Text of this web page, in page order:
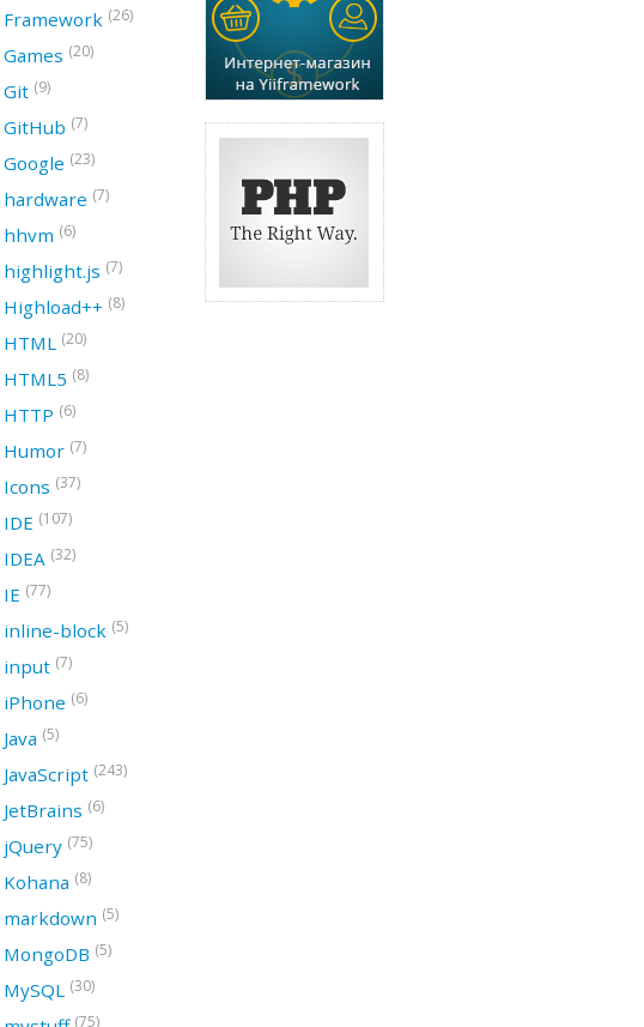
Framework (26)
Games (20)
Git (9)
GitHub (7)
Google (23)
hardware (7)
hhvm (6)
highlight.js (7)
Highload++ (8)
HTML (20)
HTML5 (8)
HTTP (6)
Humor (7)
Icons (37)
IDE (107)
IDEA (32)
IE (77)
inline-block (5)
input (7)
iPhone (6)
Java (5)
JavaScript (243)
JetBrains (6)
jQuery (75)
Kohana (8)
markdown (5)
MongoDB (5)
MySQL (30)
(75)